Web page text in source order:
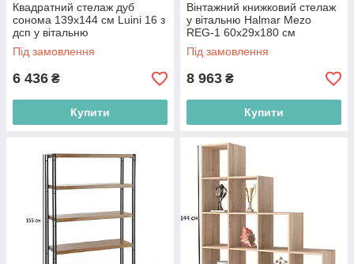
Квадратний стелаж дуб
сонома 139х144 см Luini 16 з
дсп у вітальню
Під замовлення
6 436 ₴
Купити
Вінтажний книжковий стелаж
у вітальню Halmar Mezo
REG-1 60х29х180 см
різнокольоровий на чорних
ніжках
Під замовлення
8 963 ₴
Купити